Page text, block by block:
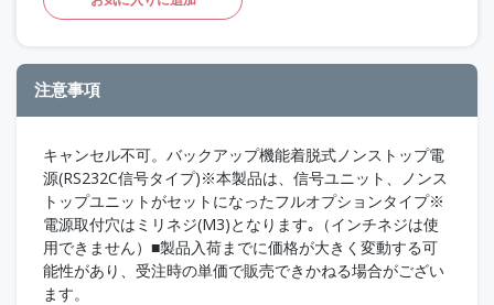
注意事項
キャンセル不可。バックアップ機能着脱式ノンストップ電
源(RS232C信号タイプ)※本製品は、信号ユニット、ノンス
トップユニットがセットになったフルオプションタイプ※
電源取付穴はミリネジ(M3)となります｡（インチネジは使
用できません）■製品入荷までに価格が大きく変動する可
能性があり、受注時の単価で販売できかねる場合がござい
ます。